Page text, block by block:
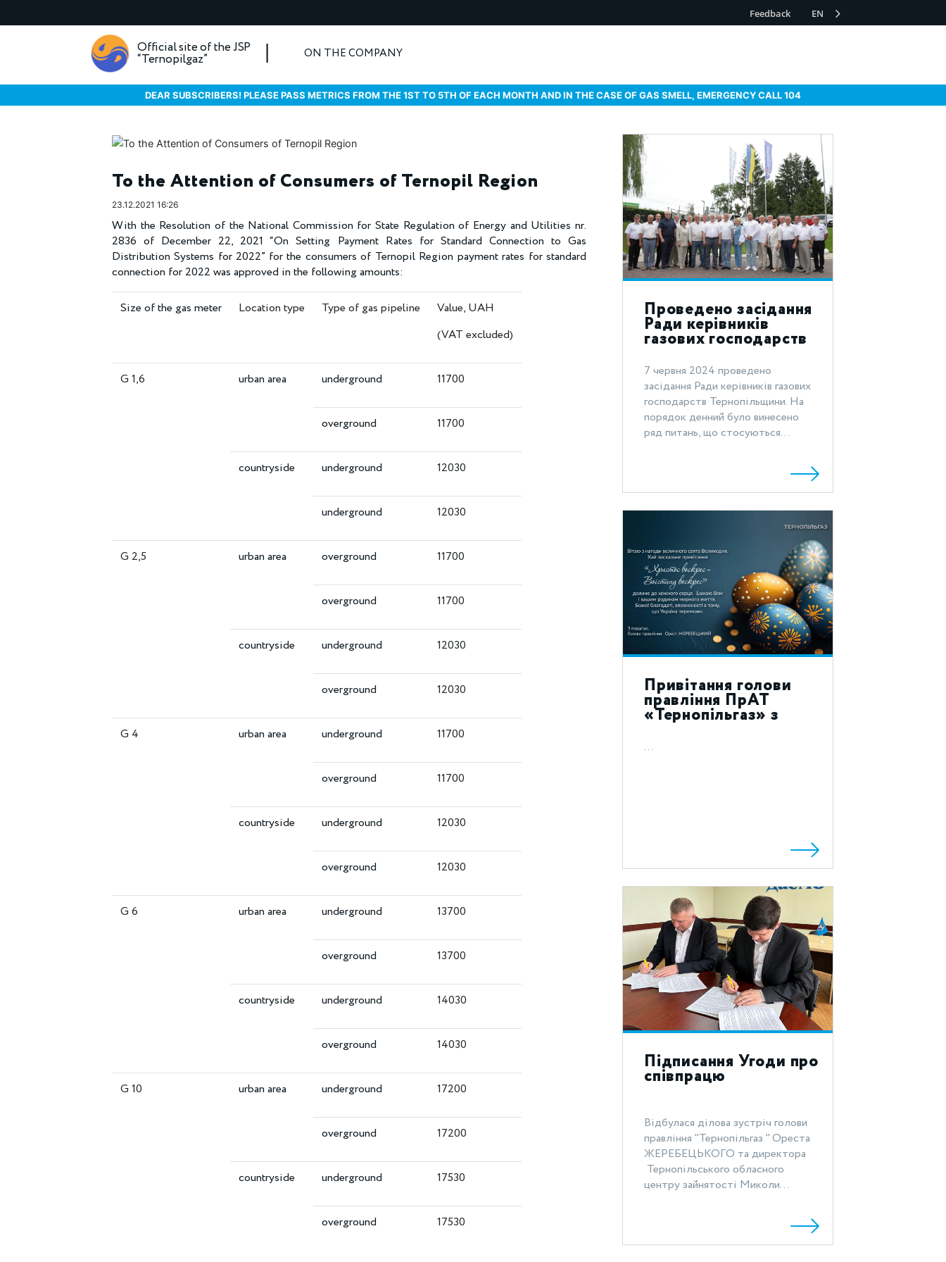
Feedback EN
Official site of the JSP
“Ternopilgaz” ON THE COMPANY
DEAR SUBSCRIBERS! PLEASE PASS METRICS FROM THE 1ST TO 5TH OF EACH MONTH AND IN THE CASE OF GAS SMELL, EMERGENCY CALL 104
To the Attention of Consumers of Ternopil Region
23.12.2021 16:26
With the Resolution of the National Commission for State Regulation of Energy and Utilities nr.
2836 of December 22, 2021 “On Setting Payment Rates for Standard Connection to Gas
Distribution Systems for 2022” for the consumers of Ternopil Region payment rates for standard
connection for 2022 was approved in the following amounts:
Size of the gas meter Location type Type of gas pipeline
Value, UAH
(VAT excluded)
G 1,6 urban area underground 11700
overground 11700
countryside underground 12030
underground 12030
G 2,5 urban area overground 11700
overground 11700
countryside underground 12030
overground 12030
G 4 urban area underground 11700
overground 11700
countryside underground 12030
overground 12030
G 6 urban area underground 13700
overground 13700
countryside underground 14030
overground 14030
G 10 urban area underground 17200
overground 17200
countryside underground 17530
overground 17530
Проведено засідання
Ради керівників
газових господарств
Тернопільщини
7 червня 2024 проведено
засідання Ради керівників газових
господарств Тернопільщини. На
порядок денний було винесено
ряд питань, що стосуються...
Привітання голови
правління ПрАТ
«Тернопільгаз» з
святом Воскресіння
Христового 2023!
...
Підписання Угоди про
співпрацю
Відбулася ділова зустріч голови
правління "Тернопільгаз " Ореста
ЖЕРЕБЕЦЬКОГО та директора
Тернопільського обласного
центру зайнятості Миколи...